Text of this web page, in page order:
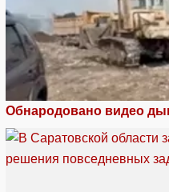
Обнародовано видео